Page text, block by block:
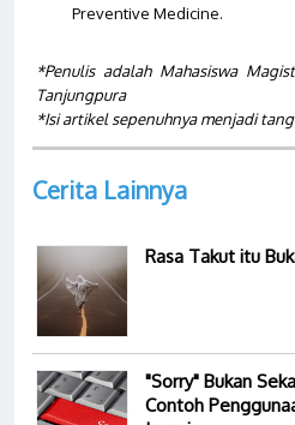
Preventive Medicine.
*Penulis adalah Mahasiswa
Tanjungpura
*Isi artikel sepenuhnya menjadi
Cerita Lainnya
Rasa Takut itu
"Sorry" Bukan
Contoh